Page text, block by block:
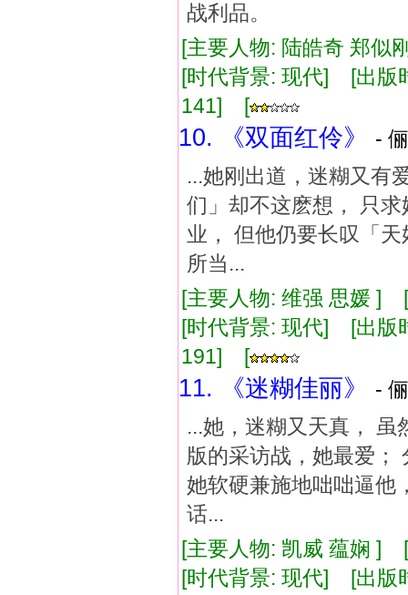
战利品。
[主要人物: 陆皓奇 郑
[时代背景: 现代] [出
141] [
10. 《双面红伶》
-
...她刚出道，迷糊又有
们」却不这麽想， 只
业， 但他仍要长叹「
所当...
[主要人物: 维强 思媛
[时代背景: 现代] [出
191] [
11. 《迷糊佳丽》
-
...她，迷糊又天真，
版的采访战，她最爱；
她软硬兼施地咄咄
话...
[主要人物: 凯威 蕴娴 ]
[时代背景: 现代] [出